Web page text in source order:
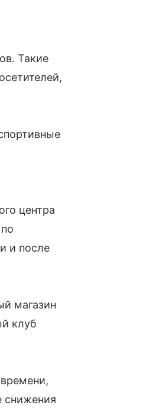
Такие
центра
и после
магазин
клуб
снижения